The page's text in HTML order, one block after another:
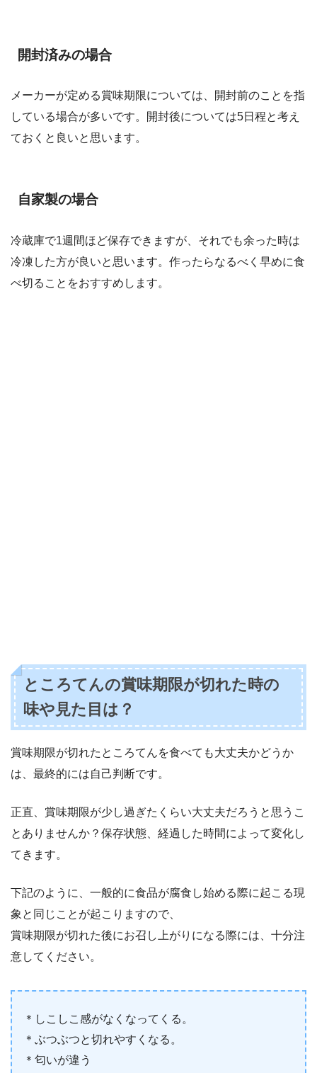
開封済みの場合
メーカーが定める賞味期限については、開封前のことを指
している場合が多いです。開封後については5日程と考え
ておくと良いと思います。
自家製の場合
冷蔵庫で1週間ほど保存できますが、それでも余った時は
冷凍した方が良いと思います。作ったらなるべく早めに食
べ切ることをおすすめします。
ところてんの賞味期限が切れた時の
味や見た目は？
賞味期限が切れたところてんを食べても大丈夫かどうか
は、最終的には自己判断です。
正直、賞味期限が少し過ぎたくらい大丈夫だろうと思うこ
とありませんか？保存状態、経過した時間によって変化し
てきます。
下記のように、一般的に食品が腐食し始める際に起こる現
象と同じことが起こりますので、
賞味期限が切れた後にお召し上がりになる際には、十分注
意してください。
＊しこしこ感がなくなってくる。
＊ぶつぶつと切れやすくなる。
＊匂いが違う